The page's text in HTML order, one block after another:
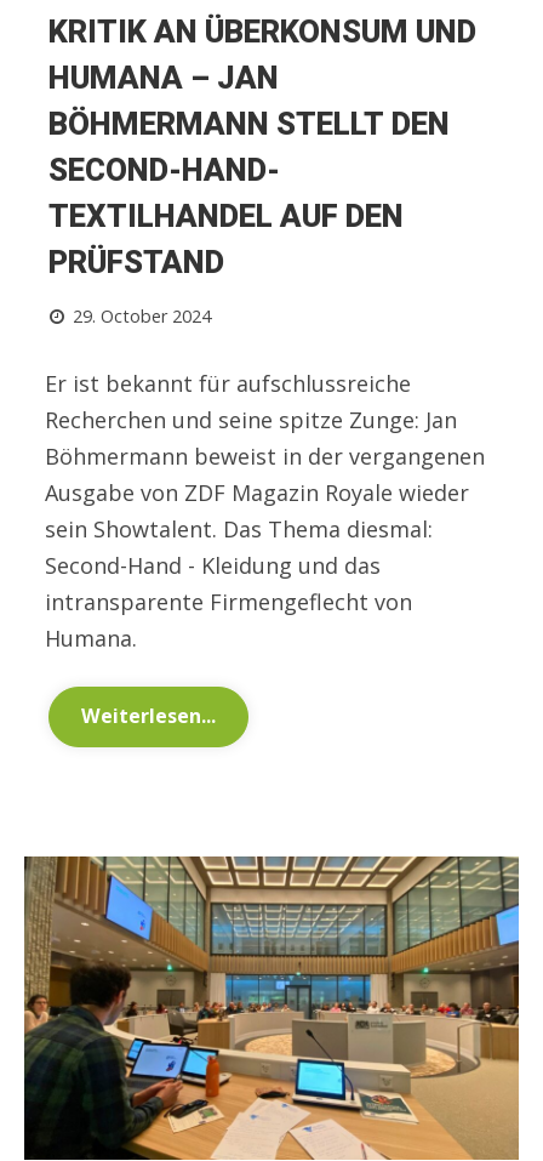
KRITIK AN ÜBERKONSUM UND
HUMANA – JAN
BÖHMERMANN STELLT DEN
SECOND-HAND-
TEXTILHANDEL AUF DEN
PRÜFSTAND
29. October 2024
Er ist bekannt für aufschlussreiche
Recherchen und seine spitze Zunge: Jan
Böhmermann beweist in der vergangenen
Ausgabe von ZDF Magazin Royale wieder
sein Showtalent. Das Thema diesmal:
Second-Hand - Kleidung und das
intransparente Firmengeflecht von
Humana.
Weiterlesen...